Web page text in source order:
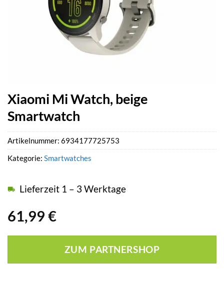
Xiaomi Mi Watch, beige
Smartwatch
61,99 €
Lieferzeit 1 – 3 Werktage
ZUM PARTNERSHOP
Artikelnummer: 6934177725753
Kategorie: Smartwatches